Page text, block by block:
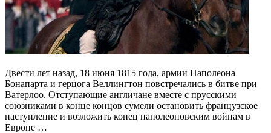
Двести лет назад, 18 июня 1815 года, армии Наполеона
Бонапарта и герцога Веллингтон повстречались в битве при
Ватерлоо. Отступающие англичане вместе с прусскими
союзниками в конце концов сумели остановить французское
наступление и возложить конец наполеоновским войнам в
Европе …